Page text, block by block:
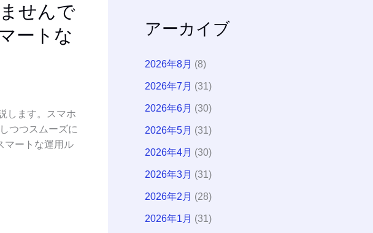
せんで
ートな
します。スマホ
つつスムーズに
マートな運用ル
アーカイブ
2026年8月 (8)
2026年7月 (31)
2026年6月 (30)
2026年5月 (31)
2026年4月 (30)
2026年3月 (31)
2026年2月 (28)
2026年1月 (31)